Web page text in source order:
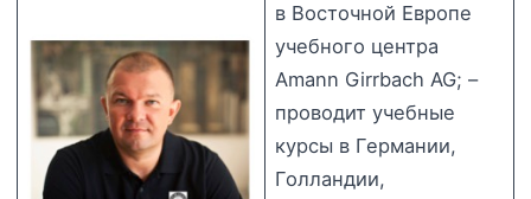
в Восточной Европе
учебного центра
Amann Girrbach AG; –
проводит учебные
курсы в Германии,
Голландии,